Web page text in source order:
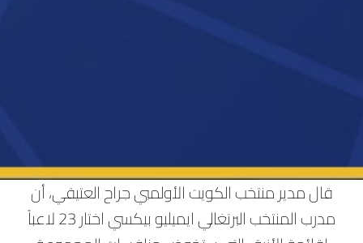
‏قال مدير منتخب الكويت الأولمبي جراح العتيقي، أن
مدرب المنتخب البرتغالي ايميليو بيكسي اختار 23 لاعباً